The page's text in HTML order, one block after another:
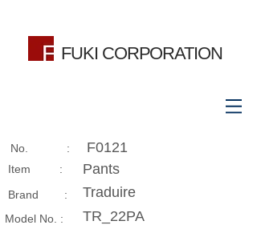
FUKI CORPORATION
No. : F0121
Item : Pants
Brand : Traduire
Model No. : TR_22PA